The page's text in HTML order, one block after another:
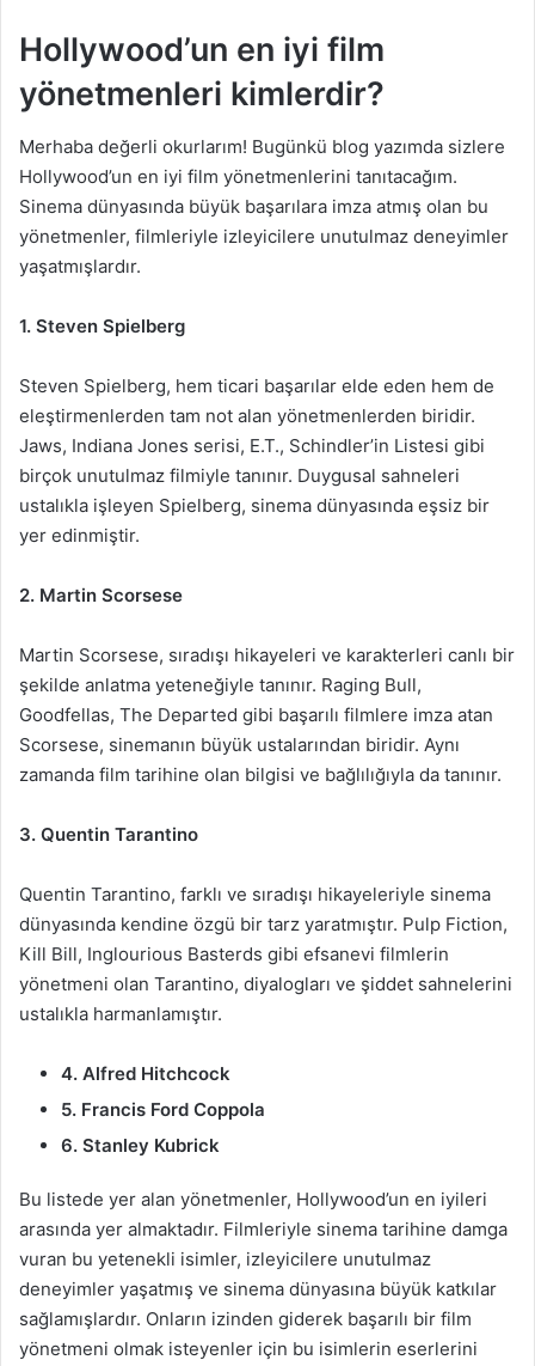
Hollywood’un en iyi film
yönetmenleri kimlerdir?
Merhaba değerli okurlarım! Bugünkü blog yazımda sizlere
Hollywood’un en iyi film yönetmenlerini tanıtacağım.
Sinema dünyasında büyük başarılara imza atmış olan bu
yönetmenler, filmleriyle izleyicilere unutulmaz deneyimler
yaşatmışlardır.
1. Steven Spielberg
Steven Spielberg, hem ticari başarılar elde eden hem de
eleştirmenlerden tam not alan yönetmenlerden biridir.
Jaws, Indiana Jones serisi, E.T., Schindler’in Listesi gibi
birçok unutulmaz filmiyle tanınır. Duygusal sahneleri
ustalıkla işleyen Spielberg, sinema dünyasında eşsiz bir
yer edinmiştir.
2. Martin Scorsese
Martin Scorsese, sıradışı hikayeleri ve karakterleri canlı bir
şekilde anlatma yeteneğiyle tanınır. Raging Bull,
Goodfellas, The Departed gibi başarılı filmlere imza atan
Scorsese, sinemanın büyük ustalarından biridir. Aynı
zamanda film tarihine olan bilgisi ve bağlılığıyla da tanınır.
3. Quentin Tarantino
Quentin Tarantino, farklı ve sıradışı hikayeleriyle sinema
dünyasında kendine özgü bir tarz yaratmıştır. Pulp Fiction,
Kill Bill, Inglourious Basterds gibi efsanevi filmlerin
yönetmeni olan Tarantino, diyalogları ve şiddet sahnelerini
ustalıkla harmanlamıştır.
4. Alfred Hitchcock
5. Francis Ford Coppola
6. Stanley Kubrick
Bu listede yer alan yönetmenler, Hollywood’un en iyileri
arasında yer almaktadır. Filmleriyle sinema tarihine damga
vuran bu yetenekli isimler, izleyicilere unutulmaz
deneyimler yaşatmış ve sinema dünyasına büyük katkılar
sağlamışlardır. Onların izinden giderek başarılı bir film
yönetmeni olmak isteyenler için bu isimlerin eserlerini